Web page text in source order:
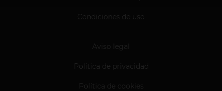
Condiciones de uso
Aviso legal
Política de privacidad
Política de cookies